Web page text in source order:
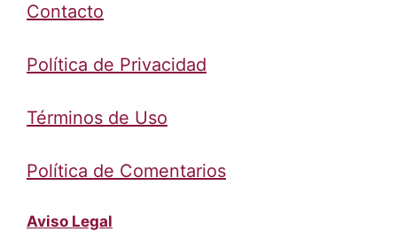
Contacto
Política de Privacidad
Términos de Uso
Política de Comentarios
Aviso Legal